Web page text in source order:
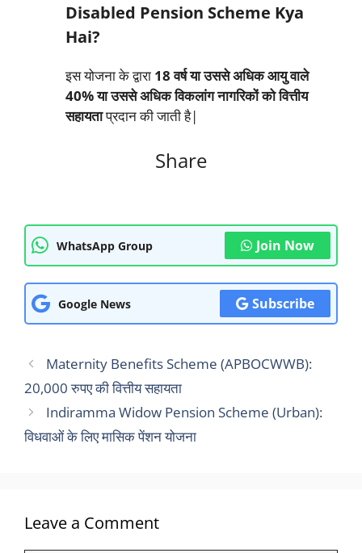
Disabled Pension Scheme Kya
Hai?
इस योजना के द्वारा 18 वर्ष या उससे अधिक आयु वाले
40% या उससे अधिक विकलांग नागरिकों को वित्तीय
सहायताप्रदान की जाती है|
Share
WhatsApp Group Join Now
Google News Subscribe
Maternity Benefits Scheme (APBOCWWB):
20,000 रुपए की वित्तीय सहायता
Indiramma Widow Pension Scheme (Urban):
विधवाओं के लिए मासिक पेंशन योजना
Leave a Comment